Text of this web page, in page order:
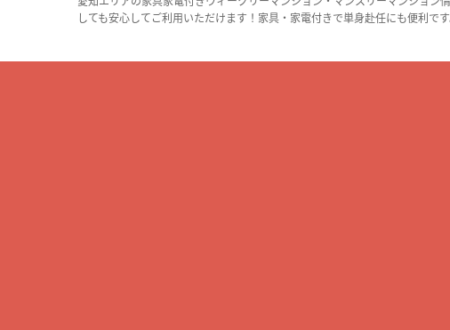
しても安心してご利用いただけます！家具・家電付きで単身赴任にも便利です